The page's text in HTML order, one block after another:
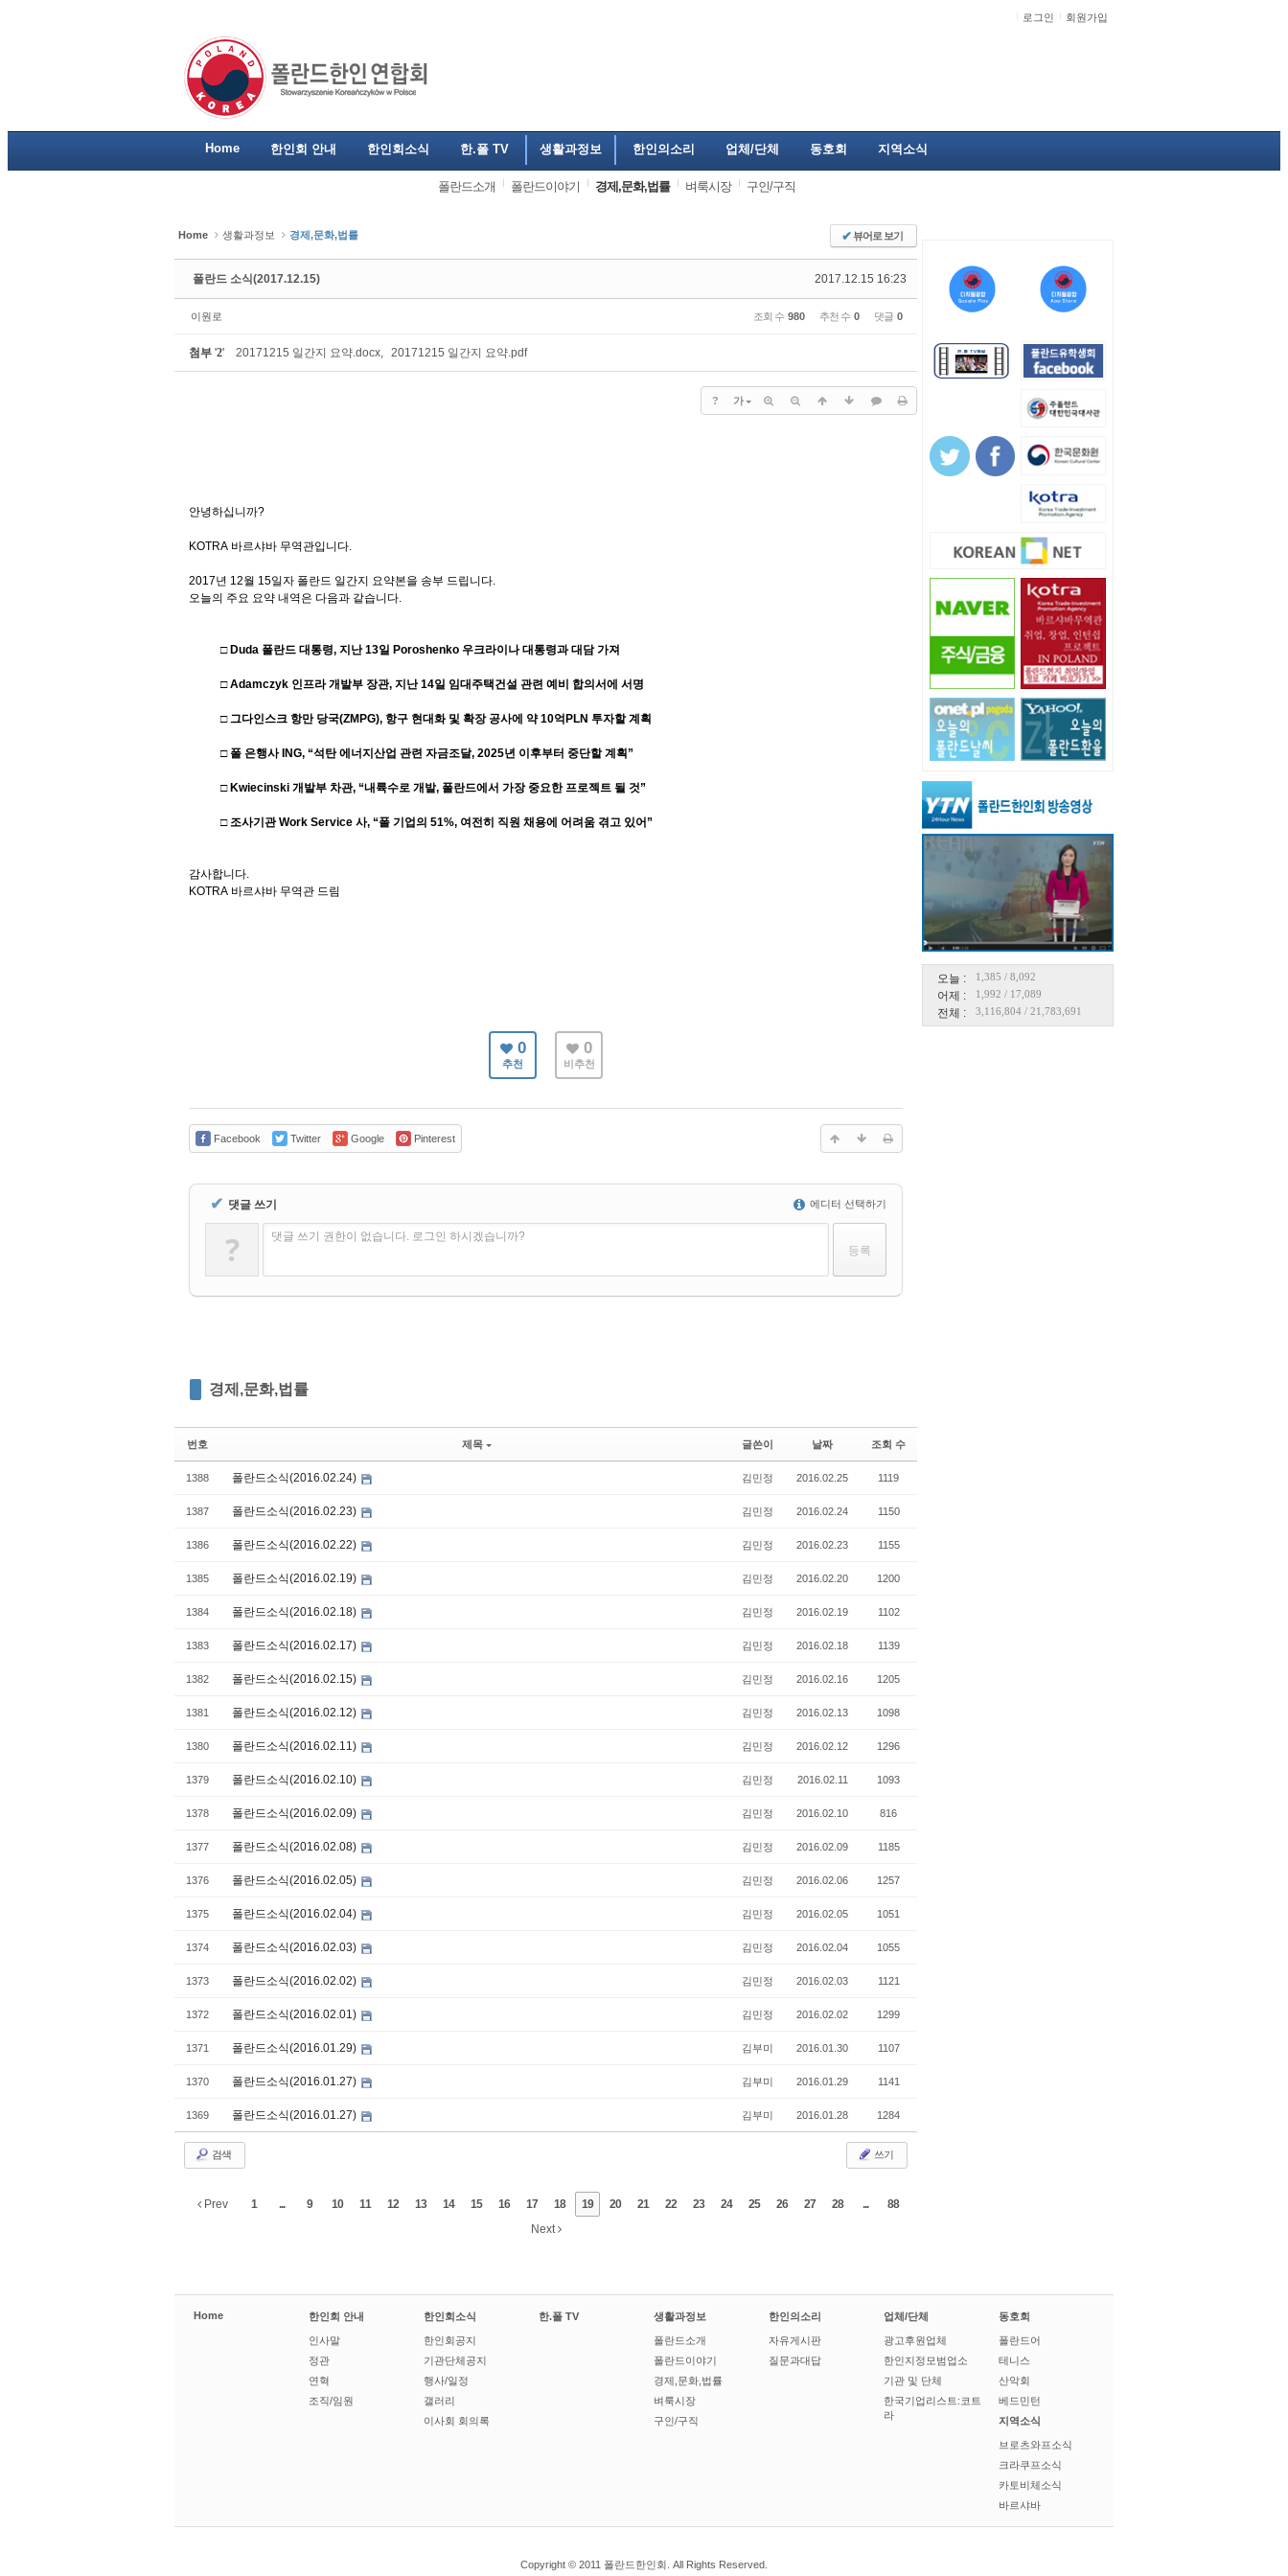
로그인 회원가입
Home 한인회 안내 한인회소식 한.폴 TV 생활과정보 한인의소리 업체/단체 동호회 지역소식
폴란드소개 폴란드이야기 경제,문화,법률 벼룩시장 구인/구직
오늘 : 1,385 / 8,092
어제 : 1,992 / 17,089
전체 : 3,116,804 / 21,783,691
Home 생활과정보 경제,문화,법률 ✔뷰어로 보기
2017.12.15 16:23
폴란드 소식(2017.12.15)
이원로 조회 수 980 추천 수 0 댓글 0
첨부 '2' 20171215 일간지 요약.docx, 20171215 일간지 요약.pdf
? 가
안녕하십니까?
KOTRA 바르샤바 무역관입니다.
2017년 12월 15일자 폴란드 일간지 요약본을 송부 드립니다.
오늘의 주요 요약 내역은 다음과 같습니다.
□Duda 폴란드 대통령, 지난13일 Poroshenko 우크라이나 대통령과 대담 가져
□Adamczyk 인프라 개발부 장관, 지난14일 임대주택건설 관련 예비 합의서에 서명
□ 그다인스크 항만 당국(ZMPG), 항구 현대화 및 확장 공사에 약10억 PLN 투자할 계획
□ 폴 은행사ING, “석탄 에너지산업 관련 자금조달, 2025년 이후부터 중단할 계획”
□Kwiecinski 개발부 차관, “내륙수로 개발, 폴란드에서 가장 중요한 프로젝트 될 것”
□ 조사기관Work Service 사, “폴 기업의 51%, 여전히 직원 채용에 어려움 겪고 있어”
감사합니다.
KOTRA 바르샤바 무역관 드림
0
추천
0
비추천
Facebook Twitter Google Pinterest
✔ 댓글 쓰기 에디터 선택하기
? 댓글 쓰기 권한이 없습니다. 로그인 하시겠습니까?
경제,문화,법률
번호 제목 글쓴이 날짜 조회 수
1388 폴란드소식(2016.02.24) 김민정 2016.02.25 1119
1387 폴란드소식(2016.02.23) 김민정 2016.02.24 1150
1386 폴란드소식(2016.02.22) 김민정 2016.02.23 1155
1385 폴란드소식(2016.02.19) 김민정 2016.02.20 1200
1384 폴란드소식(2016.02.18) 김민정 2016.02.19 1102
1383 폴란드소식(2016.02.17) 김민정 2016.02.18 1139
1382 폴란드소식(2016.02.15) 김민정 2016.02.16 1205
1381 폴란드소식(2016.02.12) 김민정 2016.02.13 1098
1380 폴란드소식(2016.02.11) 김민정 2016.02.12 1296
1379 폴란드소식(2016.02.10) 김민정 2016.02.11 1093
1378 폴란드소식(2016.02.09) 김민정 2016.02.10 816
1377 폴란드소식(2016.02.08) 김민정 2016.02.09 1185
1376 폴란드소식(2016.02.05) 김민정 2016.02.06 1257
1375 폴란드소식(2016.02.04) 김민정 2016.02.05 1051
1374 폴란드소식(2016.02.03) 김민정 2016.02.04 1055
1373 폴란드소식(2016.02.02) 김민정 2016.02.03 1121
1372 폴란드소식(2016.02.01) 김민정 2016.02.02 1299
1371 폴란드소식(2016.01.29) 김부미 2016.01.30 1107
1370 폴란드소식(2016.01.27) 김부미 2016.01.29 1141
1369 폴란드소식(2016.01.27) 김부미 2016.01.28 1284
검색 쓰기
Prev 1 ... 9 10 11 12 13 14 15 16 17 18 19 20 21 22 23 24 25 26 27 28 ...
88
Next
Home 한인회 안내
인사말
정관
연혁
조직/임원
한인회소식
한인회공지
기관단체공지
행사/일정
갤러리
이사회 회의록
한.폴 TV 생활과정보
폴란드소개
폴란드이야기
경제,문화,법률
벼룩시장
구인/구직
한인의소리
자유게시판
질문과대답
업체/단체
광고후원업체
한인지정모범업소
기관 및 단체
한국기업리스트:코트
라
동호회
폴란드어
테니스
산악회
베드민턴
지역소식
브로츠와프소식
크라쿠프소식
카토비체소식
바르샤바
Copyright © 2011 폴란드한인회. All Rights Reserved.